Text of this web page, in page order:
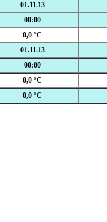
01.11.13
00:00
0,0 °C
01.11.13
00:00
0,0 °C
0,0 °C